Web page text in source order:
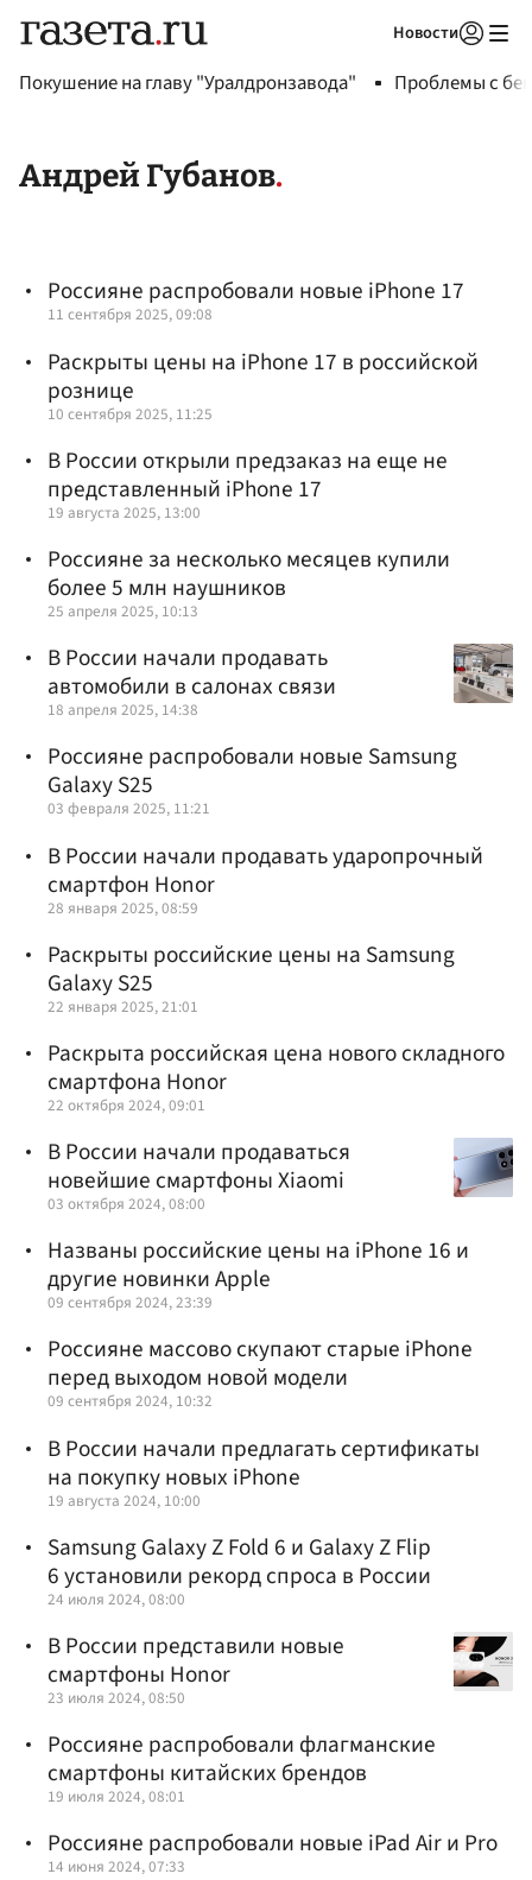
Новости
Покушение на главу "Уралдронзавода" Проблемы с
Андрей Губанов
Россияне распробовали новые iPhone 17
11 сентября 2025, 09:08
Раскрыты цены на iPhone 17 в российской
рознице
10 сентября 2025, 11:25
В России открыли предзаказ на еще не
представленный iPhone 17
19 августа 2025, 13:00
Россияне за несколько месяцев купили
более 5 млн наушников
25 апреля 2025, 10:13
В России начали продавать
автомобили в салонах связи
18 апреля 2025, 14:38
Россияне распробовали новые Samsung
Galaxy S25
03 февраля 2025, 11:21
В России начали продавать ударопрочный
смартфон Honor
28 января 2025, 08:59
Раскрыты российские цены на Samsung
Galaxy S25
22 января 2025, 21:01
Раскрыта российская цена нового складного
смартфона Honor
22 октября 2024, 09:01
В России начали продаваться
новейшие смартфоны Xiaomi
03 октября 2024, 08:00
Названы российские цены на iPhone 16 и
другие новинки Apple
09 сентября 2024, 23:39
Россияне массово скупают старые iPhone
перед выходом новой модели
09 сентября 2024, 10:32
В России начали предлагать сертификаты
на покупку новых iPhone
19 августа 2024, 10:00
Samsung Galaxy Z Fold 6 и Galaxy Z Flip
6 установили рекорд спроса в России
24 июля 2024, 08:00
В России представили новые
смартфоны Honor
23 июля 2024, 08:50
Россияне распробовали флагманские
смартфоны китайских брендов
19 июля 2024, 08:01
Россияне распробовали новые iPad Air и Pro
14 июня 2024, 07:33